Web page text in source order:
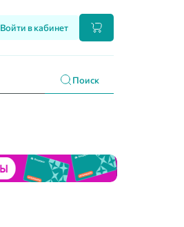
Войти в кабинет
Поиск